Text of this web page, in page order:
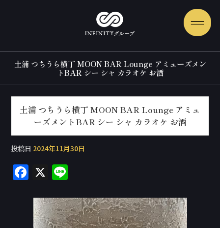
土浦 つちうら横丁 MOON BAR Lounge アミューズメン
トBAR シー シャ カラオケ お酒
土浦 つちうら横丁 MOON BAR Lounge アミュ
ーズメントBAR シー シャ カラオケ お酒
投稿日 2024年11月30日
F
c
e
X
e